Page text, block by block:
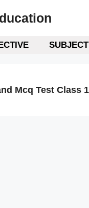
Mcq Test Class